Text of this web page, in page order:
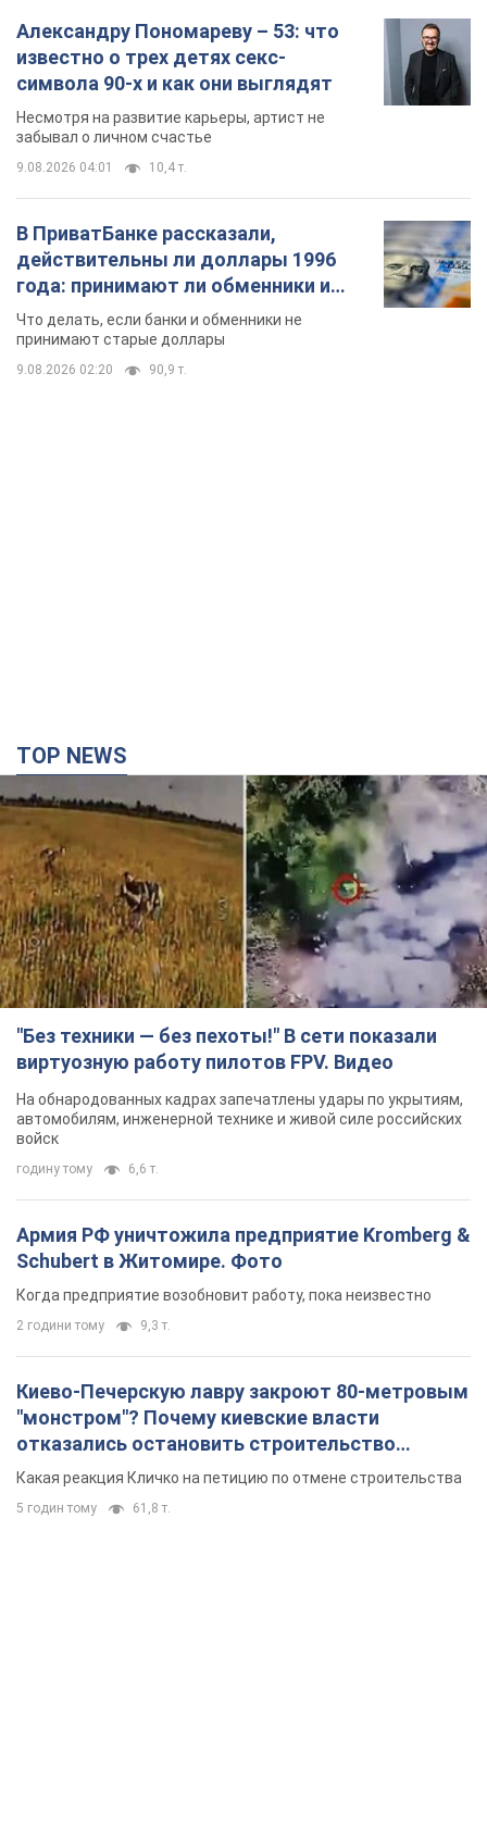
Александру Пономареву – 53: что
известно о трех детях секс-
символа 90-х и как они выглядят
Несмотря на развитие карьеры, артист не
забывал о личном счастье
9.08.2026 04:01 10,4 т.
В ПриватБанке рассказали,
действительны ли доллары 1996
года: принимают ли обменники и
банки такие купюры
Что делать, если банки и обменники не
принимают старые доллары
9.08.2026 02:20 90,9 т.
TOP NEWS
"Без техники — без пехоты!" В сети показали
виртуозную работу пилотов FPV. Видео
На обнародованных кадрах запечатлены удары по укрытиям,
автомобилям, инженерной технике и живой силе российских
войск
годину тому 6,6 т.
Армия РФ уничтожила предприятие Kromberg &
Schubert в Житомире. Фото
Когда предприятие возобновит работу, пока неизвестно
2 години тому 9,3 т.
Киево-Печерскую лавру закроют 80-метровым
"монстром"? Почему киевские власти
отказались остановить строительство
небоскреба "московского верующего"
Какая реакция Кличко на петицию по отмене строительства
5 годин тому 61,8 т.